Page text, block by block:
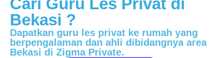
Cari Guru Les Privat di
Bekasi ?
Dapatkan guru les privat ke rumah yang
berpengalaman dan ahli dibidangnya area
Bekasi di Zigma Private.